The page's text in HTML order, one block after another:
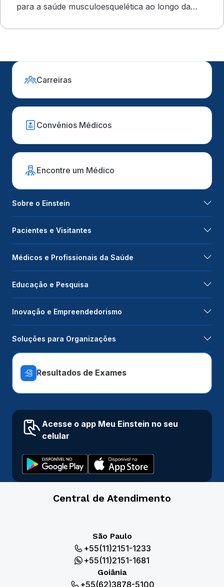
para a saúde musculoesquelética ao longo da
Carreiras
Convênios Médicos
Encontre um Médico
Sobre o Einstein
Pacientes e Visitantes
Médicos e Profissionais da Saúde
Educação e Pesquisa
Inovação e Empreendedorismo
Soluções para Organizações
Resultados de Exames
Acesse o app Meu Einstein no seu
celular
Central de Atendimento
São Paulo
+55(11)2151-1233
+55(11)2151-1681
Goiânia
+55(62)3878-5100